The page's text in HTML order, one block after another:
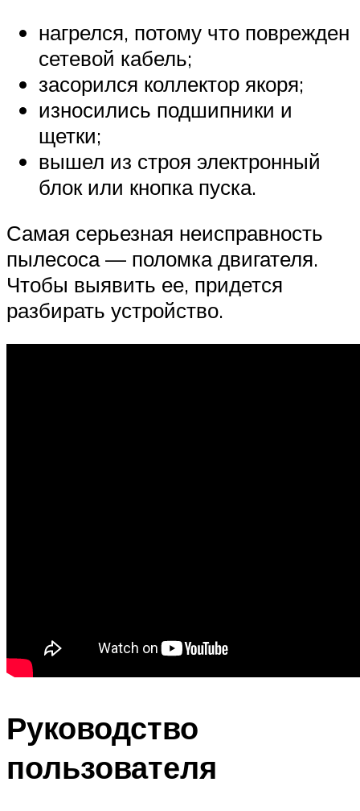
нагрелся, потому что поврежден
сетевой кабель;
засорился коллектор якоря;
износились подшипники и
щетки;
вышел из строя электронный
блок или кнопка пуска.
Самая серьезная неисправность
пылесоса — поломка двигателя.
Чтобы выявить ее, придется
разбирать устройство.
Руководство
пользователя